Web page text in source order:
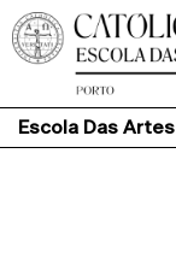
Escola Das Artes